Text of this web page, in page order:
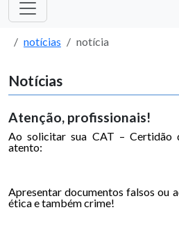
notícias notícia
Notícias
Atenção, profissionais!
Ao solicitar sua CAT – Certidão
atento:
Apresentar documentos falsos ou
ética e também crime!